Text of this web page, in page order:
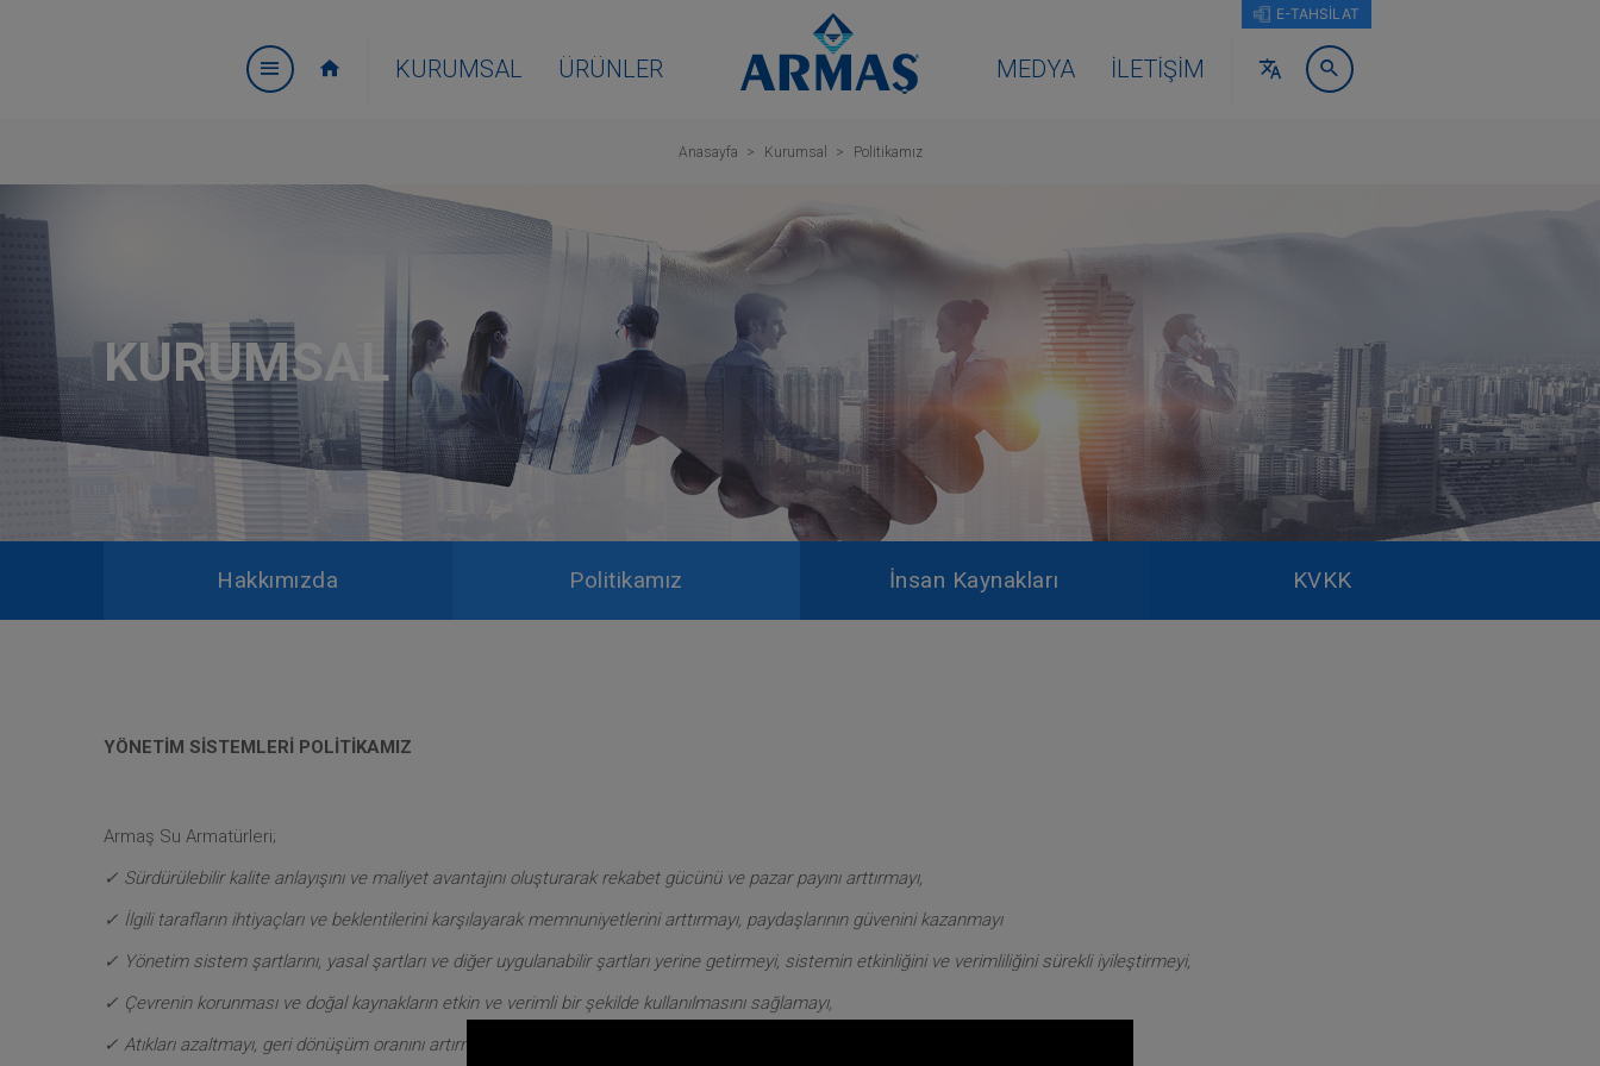
E-TAHSİLAT
KURUMSAL ÜRÜNLER MEDYA İLETIŞIM
Anasayfa Kurumsal Politikamız
KURUMSAL
Hakkımızda Politikamız İnsan Kaynakları KVKK
YÖNETİM SİSTEMLERİ POLİTİKAMIZ
Armaş Su Armatürleri;
✓ Sürdürülebilir kalite anlayışını ve maliyet avantajını oluşturarak rekabet gücünü ve pazar payını arttırmayı,
✓ İlgili tarafların ihtiyaçları ve beklentilerini karşılayarak memnuniyetlerini arttırmayı, paydaşlarının güvenini kazanmayı
✓ Yönetim sistem şartlarını, yasal şartları ve diğer uygulanabilir şartları yerine getirmeyi, sistemin etkinliğini ve verimliliğini sürekli iyileştirmeyi,
✓ Çevrenin korunması ve doğal kaynakların etkin ve verimli bir şekilde kullanılmasını sağlamayı,
✓ Atıkları azaltmayı, geri dönüşüm oranını artırmayı,